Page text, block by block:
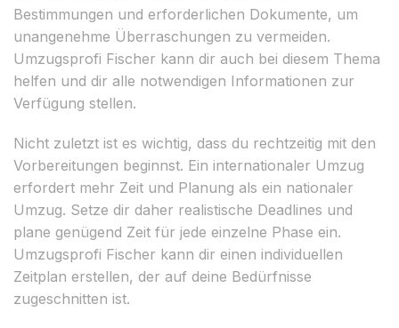
Bestimmungen und erforderlichen Dokumente, um
unangenehme Überraschungen zu vermeiden.
Umzugsprofi Fischer kann dir auch bei diesem Thema
helfen und dir alle notwendigen Informationen zur
Verfügung stellen.
Nicht zuletzt ist es wichtig, dass du rechtzeitig mit den
Vorbereitungen beginnst. Ein internationaler Umzug
erfordert mehr Zeit und Planung als ein nationaler
Umzug. Setze dir daher realistische Deadlines und
plane genügend Zeit für jede einzelne Phase ein.
Umzugsprofi Fischer kann dir einen individuellen
Zeitplan erstellen, der auf deine Bedürfnisse
zugeschnitten ist.